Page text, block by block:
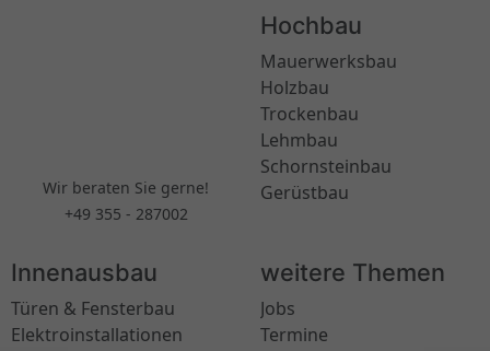
Wir beraten Sie gerne!
+49 355 - 287002
Hochbau
Mauerwerksbau
Holzbau
Trockenbau
Lehmbau
Schornsteinbau
Gerüstbau
Innenausbau
Türen & Fensterbau
Elektroinstallationen
weitere Themen
Jobs
Termine